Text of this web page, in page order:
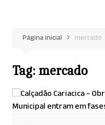
Página inicial mercado
Tag: mercado